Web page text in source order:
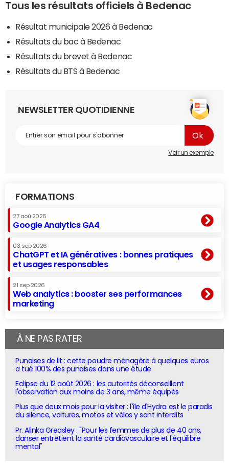
Tous les résultats officiels à Bedenac
Résultat municipale 2026 à Bedenac
Résultats du bac à Bedenac
Résultats du brevet à Bedenac
Résultats du BTS à Bedenac
NEWSLETTER QUOTIDIENNE
Voir un exemple
FORMATIONS
27 aoû 2026
Google Analytics GA4
03 sep 2026
ChatGPT et IA génératives : bonnes pratiques
et usages responsables
21 sep 2026
Web analytics : booster ses performances
marketing
À NE PAS RATER
Punaises de lit : cette poudre ménagère à quelques euros
a tué 100% des punaises dans une étude
Eclipse du 12 août 2026 : les autorités déconseillent
l'observation aux moins de 3 ans, même équipés
Plus que deux mois pour la visiter : l'île d'Hydra est le paradis
du silence, voitures, motos et vélos y sont interdits
Pr. Alinka Greasley : "Pour les femmes de plus de 40 ans,
danser entretient la santé cardiovasculaire et l'équilibre
mental"